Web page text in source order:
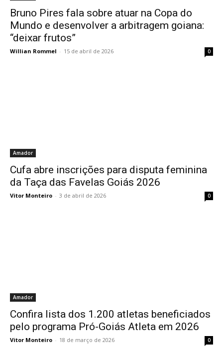
Bruno Pires fala sobre atuar na Copa do
Mundo e desenvolver a arbitragem goiana:
“deixar frutos”
Willian Rommel - 15 de abril de 2026 0
Amador
Cufa abre inscrições para disputa feminina
da Taça das Favelas Goiás 2026
Vitor Monteiro - 3 de abril de 2026 0
Amador
Confira lista dos 1.200 atletas beneficiados
pelo programa Pró-Goiás Atleta em 2026
Vitor Monteiro - 18 de março de 2026 0